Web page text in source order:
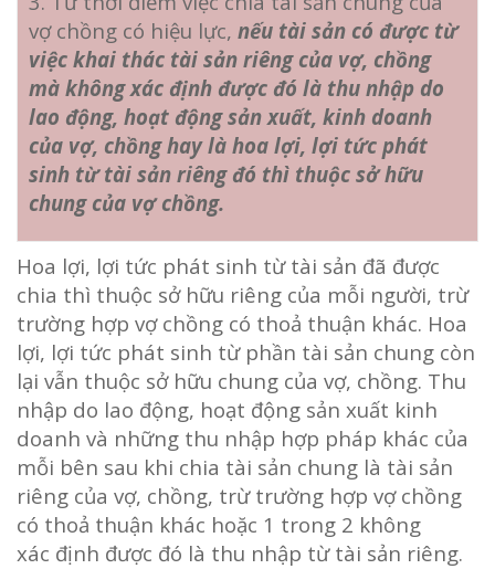
vợ chồng có hiệu lực, nếu tài sản có được từ
việc khai thác tài sản riêng của vợ, chồng
mà không xác định được đó là thu nhập do
lao động, hoạt động sản xuất, kinh doanh
của vợ, chồng hay là hoa lợi, lợi tức phát
sinh từ tài sản riêng đó thì thuộc sở hữu
chung của vợ chồng.
Hoa lợi, lợi tức phát sinh từ tài sản đã được
chia thì thuộc sở hữu riêng của mỗi người, trừ
trường hợp vợ chồng có thoả thuận khác. Hoa
lợi, lợi tức phát sinh từ phần tài sản chung còn
lại vẫn thuộc sở hữu chung của vợ, chồng. Thu
nhập do lao động, hoạt động sản xuất kinh
doanh và những thu nhập hợp pháp khác của
mỗi bên sau khi chia tài sản chung là tài sản
riêng của vợ, chồng, trừ trường hợp vợ chồng
có thoả thuận khác hoặc 1 trong 2 không
xác định được đó là thu nhập từ tài sản riêng.